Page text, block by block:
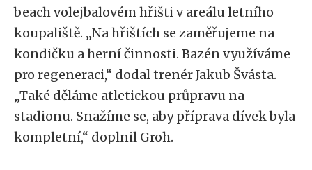
beach volejbalovém hřišti v areálu letního
koupaliště. „Na hřištích se zaměřujeme na
kondičku a herní činnosti. Bazén využíváme
pro regeneraci,“ dodal trenér Jakub Švásta.
„Také děláme atletickou průpravu na
stadionu. Snažíme se, aby příprava dívek byla
kompletní,“ doplnil Groh.